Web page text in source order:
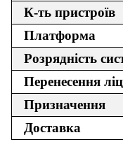
К-ть пристроїв
Платформа
Розрядність
Перенесення
Призначення
Доставка